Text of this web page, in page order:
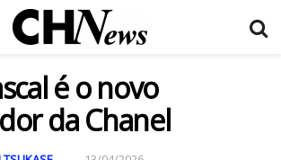
é o novo
da Chanel